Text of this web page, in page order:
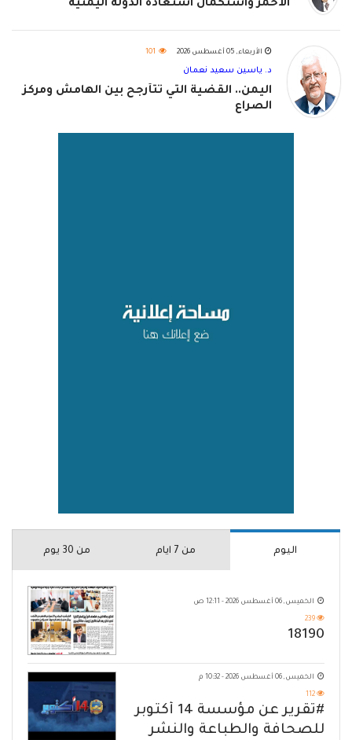
الأحمر واستكمال استعادة الدولة اليمنية
الأربعاء, 05 أغسطس 2026 101
د. ياسين سعيد نعمان
اليمن.. القضية التي تتأرجح بين الهامش ومركز
الصراع
اليوم من 7 ايام من 30 يوم
الخميس, 06 أغسطس 2026 - 12:11 ص
239
18190
الخميس, 06 أغسطس 2026 - 10:32 م
112
#تقرير عن مؤسسة 14 أكتوبر
للصحافة والطباعة والنشر